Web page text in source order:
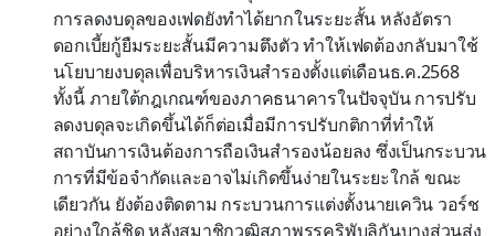
การลดงบดุลของเฟดยังทำได้ยากในระยะสั้น หลังอัตรา
ดอกเบี้ยกู้ยืมระยะสั้นมีความตึงตัว ทำให้เฟดต้องกลับมาใช้
นโยบายงบดุลเพื่อบริหารเงินสำรองตั้งแต่เดือนธ.ค.2568
ทั้งนี้ ภายใต้กฎเกณฑ์ของภาคธนาคารในปัจจุบัน การปรับ
ลดงบดุลจะเกิดขึ้นได้ก็ต่อเมื่อมีการปรับกติกาที่ทำให้
สถาบันการเงินต้องการถือเงินสำรองน้อยลง ซึ่งเป็นกระบวน
การที่มีข้อจำกัดและอาจไม่เกิดขึ้นง่ายในระยะใกล้ ขณะ
เดียวกัน ยังต้องติดตาม กระบวนการแต่งตั้งนายเควิน วอร์ช
อย่างใกล้ชิด หลังสมาชิกวุฒิสภาพรรคริพับลิกันบางส่วนส่ง